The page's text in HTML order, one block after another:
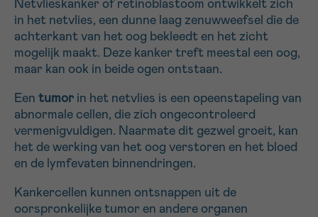
SANSJa, stuur mij de nieuwsbrief
Netvlieskanker of retinoblastoom ontwikkelt zich
in het netvlies, een dunne laag zenuwweefsel die de
achterkant van het oog bekleedt en het zicht
mogelijk maakt. Deze kanker treft meestal een oog,
maar kan ook in beide ogen ontstaan.
Een tumor in het netvlies is een opeenstapeling van
abnormale cellen, die zich ongecontroleerd
vermenigvuldigen. Naarmate dit gezwel groeit, kan
het de werking van het oog verstoren en het bloed
en de lymfevaten binnendringen.
Kankercellen kunnen ontsnappen uit de
oorspronkelijke tumor en andere organen
VOORNAAM
EMAIL
MIJN VRAAG
16h-18h
Verder